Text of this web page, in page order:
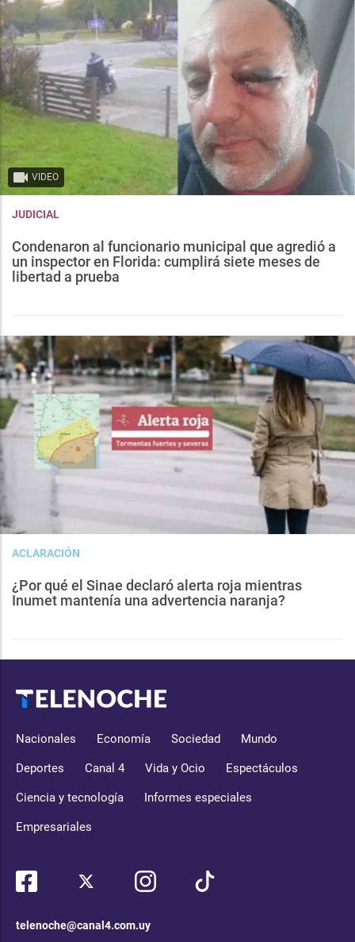
VIDEO
JUDICIAL
Condenaron al funcionario municipal que agredió a
un inspector en Florida: cumplirá siete meses de
libertad a prueba
ACLARACIÓN
¿Por qué el Sinae declaró alerta roja mientras
Inumet mantenía una advertencia naranja?
Nacionales Economía Sociedad Mundo
Deportes Canal 4 Vida y Ocio Espectáculos
Ciencia y tecnología Informes especiales
Empresariales
telenoche@canal4.com.uy